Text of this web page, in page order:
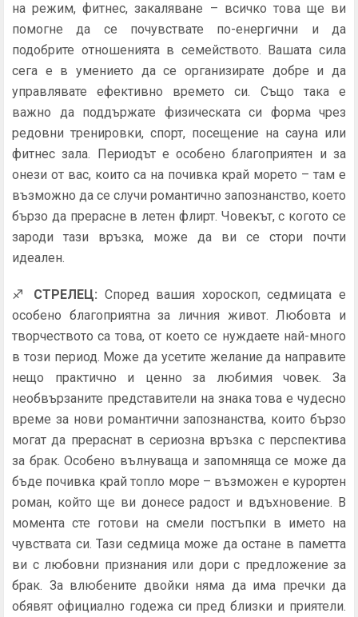
на режим, фитнес, закаляване – всичко това ще ви
помогне да се почувствате по-енергични и да
подобрите отношенията в семейството. Вашата сила
сега е в умението да се организирате добре и да
управлявате ефективно времето си. Също така е
важно да поддържате физическата си форма чрез
редовни тренировки, спорт, посещение на сауна или
фитнес зала. Периодът е особено благоприятен и за
онези от вас, които са на почивка край морето – там е
възможно да се случи романтично запознанство, което
бързо да прерасне в летен флирт. Човекът, с когото се
зароди тази връзка, може да ви се стори почти
идеален.
♐ СТРЕЛЕЦ: Според вашия хороскоп, седмицата е
особено благоприятна за личния живот. Любовта и
творчеството са това, от което се нуждаете най-много
в този период. Може да усетите желание да направите
нещо практично и ценно за любимия човек. За
необвързаните представители на знака това е чудесно
време за нови романтични запознанства, които бързо
могат да прераснат в сериозна връзка с перспектива
за брак. Особено вълнуваща и запомняща се може да
бъде почивка край топло море – възможен е курортен
роман, който ще ви донесе радост и вдъхновение. В
момента сте готови на смели постъпки в името на
чувствата си. Тази седмица може да остане в паметта
ви с любовни признания или дори с предложение за
брак. За влюбените двойки няма да има пречки да
обявят официално годежа си пред близки и приятели.